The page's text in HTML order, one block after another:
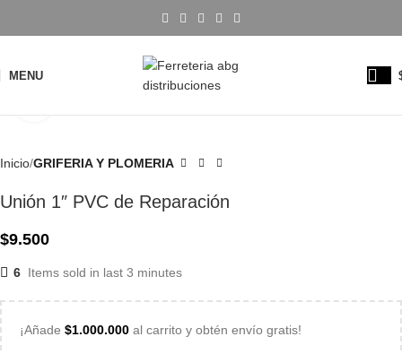
MENU
Inicio GRIFERIA Y PLOMERIA
Unión 1″ PVC de Reparación
$9.500
6 Items sold in last 3 minutes
¡Añade $1.000.000 al carrito y obtén envío gratis!